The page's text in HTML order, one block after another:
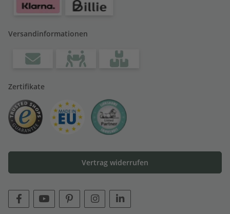
Versandinformationen
Zertifikate
Vertrag widerrufen